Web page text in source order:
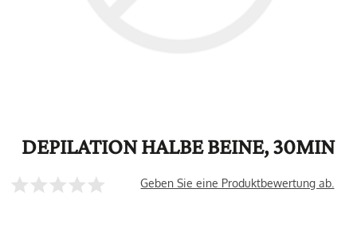
DEPILATION HALBE BEINE, 30MIN
Geben Sie eine Produktbewertung ab.